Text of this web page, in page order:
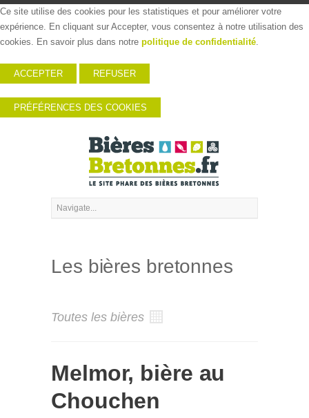
Ce site utilise des cookies pour les statistiques et pour améliorer votre
expérience. En cliquant sur Accepter, vous consentez à notre utilisation des
cookies. En savoir plus dans notre politique de confidentialité.
ACCEPTER REFUSER
PRÉFÉRENCES DES COOKIES
Les bières bretonnes
Toutes les bières
Melmor, bière au
Chouchen